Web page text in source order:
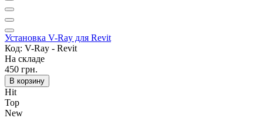
Установка V-Ray для Revit
Код: V-Ray - Revit
На складе
450 грн.
В корзину
Hit
Top
New